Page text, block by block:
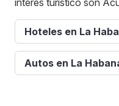
Hoteles en La
Autos en La